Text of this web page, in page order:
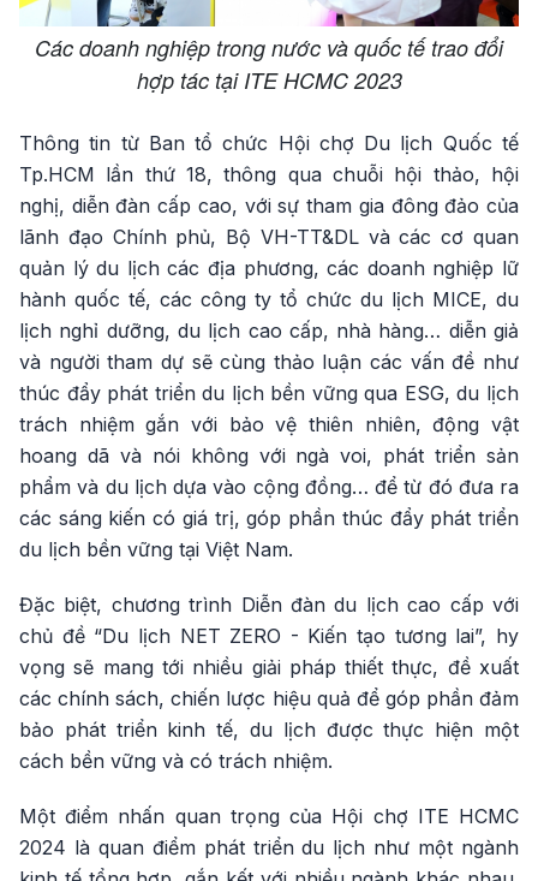
Các doanh nghiệp trong nước và quốc tế trao đổi
hợp tác tại ITE HCMC 2023
Thông tin từ Ban tổ chức Hội chợ Du lịch Quốc tế
Tp.HCM lần thứ 18, thông qua chuỗi hội thảo, hội
nghị, diễn đàn cấp cao, với sự tham gia đông đảo của
lãnh đạo Chính phủ, Bộ VH-TT&DL và các cơ quan
quản lý du lịch các địa phương, các doanh nghiệp lữ
hành quốc tế, các công ty tổ chức du lịch MICE, du
lịch nghỉ dưỡng, du lịch cao cấp, nhà hàng… diễn giả
và người tham dự sẽ cùng thảo luận các vấn đề như
thúc đẩy phát triển du lịch bền vững qua ESG, du lịch
trách nhiệm gắn với bảo vệ thiên nhiên, động vật
hoang dã và nói không với ngà voi, phát triển sản
phẩm và du lịch dựa vào cộng đồng… để từ đó đưa ra
các sáng kiến có giá trị, góp phần thúc đẩy phát triển
du lịch bền vững tại Việt Nam.
Đặc biệt, chương trình Diễn đàn du lịch cao cấp với
chủ đề “Du lịch NET ZERO - Kiến tạo tương lai”, hy
vọng sẽ mang tới nhiều giải pháp thiết thực, đề xuất
các chính sách, chiến lược hiệu quả để góp phần đảm
bảo phát triển kinh tế, du lịch được thực hiện một
cách bền vững và có trách nhiệm.
Một điểm nhấn quan trọng của Hội chợ ITE HCMC
2024 là quan điểm phát triển du lịch như một ngành